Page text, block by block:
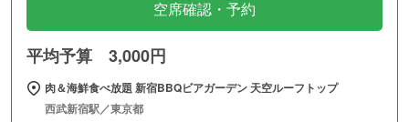
空席確認・予約
平均予算 3,000円
肉＆海鮮食べ放題 新宿BBQビアガーデン 天空ルーフトップ
西武新宿駅／東京都